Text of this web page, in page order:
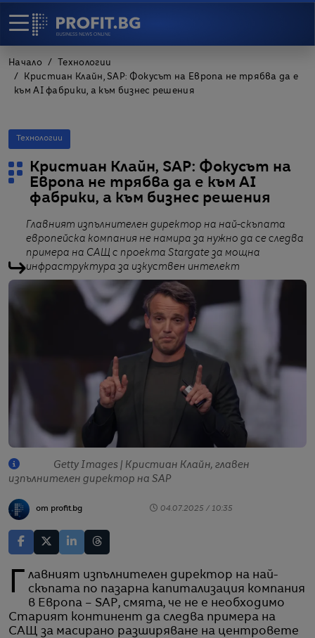
Начало
Технологии
Кристиан Клайн, SAP: Фокусът на Европа не трябва да е
към AI фабрики, а към бизнес решения
Технологии
Кристиан Клайн, SAP: Фокусът на
Европа не трябва да е към AI
фабрики, а към бизнес решения
Главният изпълнителен директор на най-скъпата
европейска компания не намира за нужно да се следва
примера на САЩ с проекта Stargate за мощна
инфраструктура за изкуствен интелект
Getty Images | Кристиан Клайн, главен
изпълнителен директор на SAP
от profit.bg 04.07.2025 / 10:35
Главният изпълнителен директор на най-
скъпата по пазарна капитализация компания
в Европа – SAP, смята, че не е необходимо
Старият континент да следва примера на
САЩ за масирано разширяване на центровете